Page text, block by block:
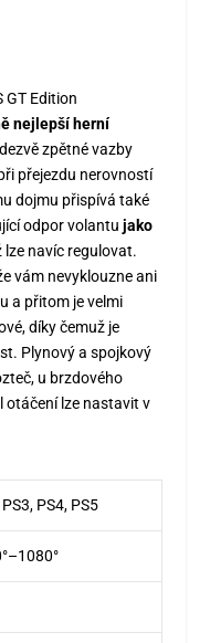
GT Edition
nejlepší herní
zpětné vazby
přejezdu nerovností
dojmu přispívá také
odpor volantu jako
lze navíc regulovat.
vám nevyklouzne ani
a přitom je velmi
díky čemuž je
Plynový a spojkový
u brzdového
otáčení lze nastavit v
PS3, PS4, PS5